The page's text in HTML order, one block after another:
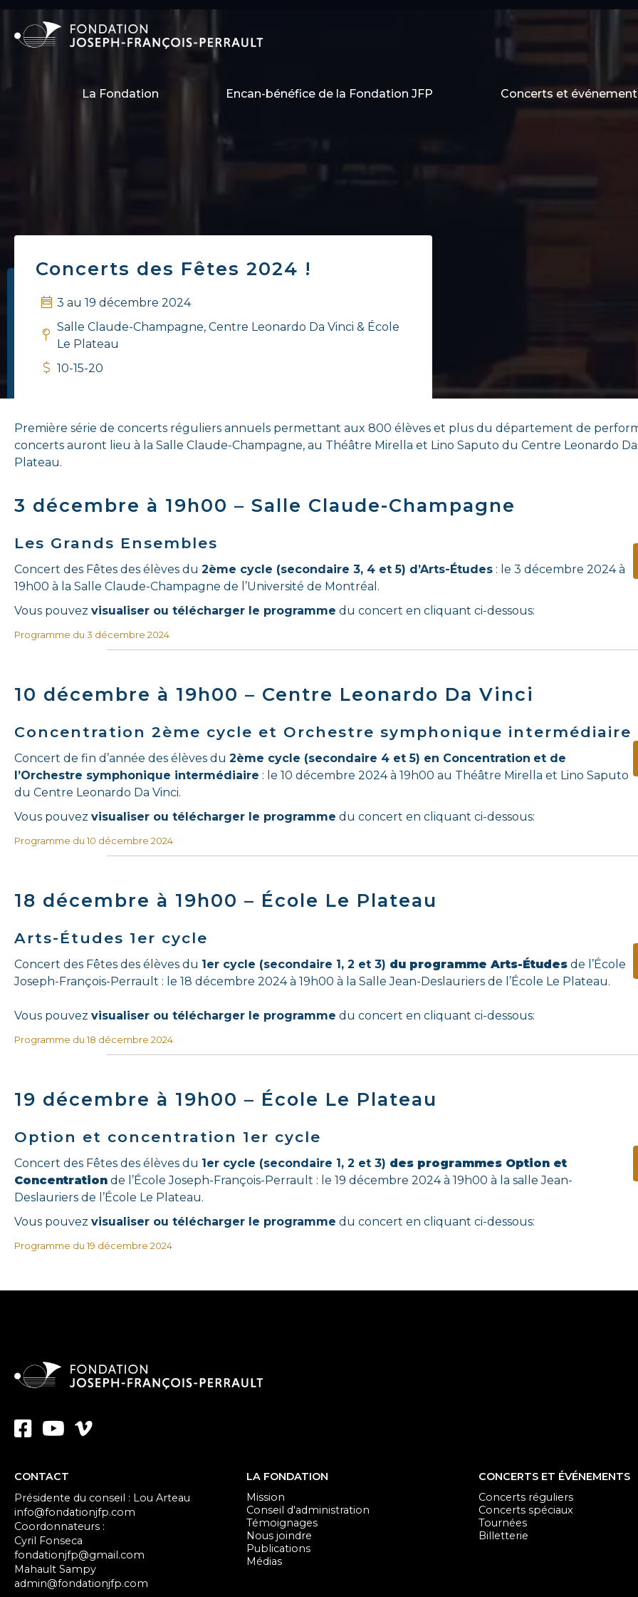
La Fondation Encan-bénéfice de la Fondation JFP Concerts et
Concerts des Fêtes 2024 !
3 au 19 décembre 2024
Salle Claude-Champagne, Centre Leonardo Da Vinci & École
Le Plateau
10-15-20
Première série de concerts réguliers annuels permettant aux 800 élèves et plus du département de
concerts auront lieu à la Salle Claude-Champagne, au Théâtre Mirella et Lino Saputo du Centre Leonardo Da
Plateau.
3 décembre à 19h00 – Salle Claude-Champagne
Les Grands Ensembles
Concert des Fêtes des élèves du 2ème cycle (secondaire 3, 4 et 5) d’Arts-Études : le 3 décembre 2024 à
19h00 à la Salle Claude-Champagne de l’Université de Montréal.
Vous pouvez visualiser ou télécharger le programme du concert en cliquant ci-dessous:
Programme du 3 décembre 2024
10 décembre à 19h00 – Centre Leonardo Da Vinci
Concentration 2ème cycle et Orchestre symphonique intermédiaire
Concert de fin d’année des élèves du 2ème cycle (secondaire 4 et 5) en Concentration et de
l’Orchestre symphonique intermédiaire : le 10 décembre 2024 à 19h00 au Théâtre Mirella et Lino Saputo
du Centre Leonardo Da Vinci.
Vous pouvez visualiser ou télécharger le programme du concert en cliquant ci-dessous:
Programme du 10 décembre 2024
18 décembre à 19h00 – École Le Plateau
Arts-Études 1er cycle
Concert des Fêtes des élèves du 1er cycle (secondaire 1, 2 et 3) du programme Arts-Études de l’École
Joseph-François-Perrault : le 18 décembre 2024 à 19h00 à la Salle Jean-Deslauriers de l’École Le Plateau.
Vous pouvez visualiser ou télécharger le programme du concert en cliquant ci-dessous:
Programme du 18 décembre 2024
19 décembre à 19h00 – École Le Plateau
Option et concentration 1er cycle
Concert des Fêtes des élèves du 1er cycle (secondaire 1, 2 et 3) des programmes Option et
Concentration de l’École Joseph-François-Perrault : le 19 décembre 2024 à 19h00 à la salle Jean-
Deslauriers de l’École Le Plateau.
Vous pouvez visualiser ou télécharger le programme du concert en cliquant ci-dessous:
Programme du 19 décembre 2024
CONTACT
Présidente du conseil : Lou Arteau
info@fondationjfp.com
Coordonnateurs :
Cyril Fonseca
fondationjfp@gmail.com
Mahault Sampy
admin@fondationjfp.com
LA FONDATION
Mission
Conseil d'administration
Témoignages
Nous joindre
Publications
Médias
CONCERTS ET ÉVÉNEMENTS
Concerts réguliers
Concerts spéciaux
Tournées
Billetterie